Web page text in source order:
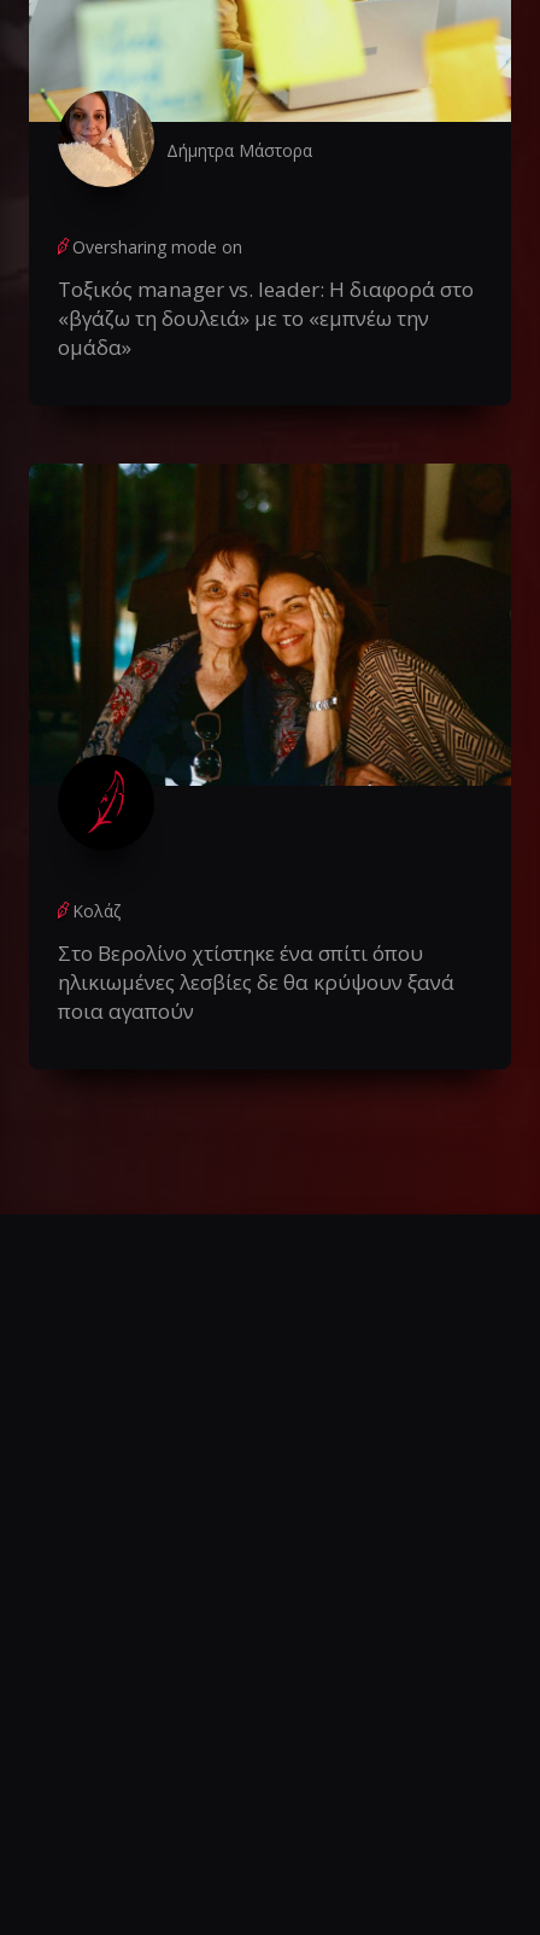
Δήμητρα Μάστορα
Oversharing mode on
Τοξικός manager vs. leader: Η διαφορά στο
«βγάζω τη δουλειά» με το «εμπνέω την
ομάδα»
Κολάζ
Στο Βερολίνο χτίστηκε ένα σπίτι όπου
ηλικιωμένες λεσβίες δε θα κρύψουν ξανά
ποια αγαπούν